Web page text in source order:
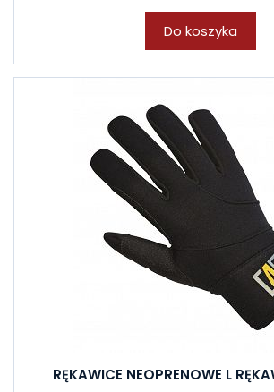
Do koszyka
RĘKAWICE NEOPRENOWE L